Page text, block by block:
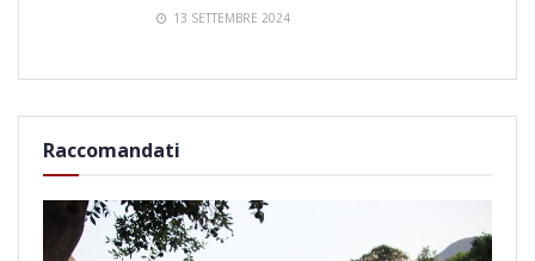
13 SETTEMBRE 2024
Raccomandati